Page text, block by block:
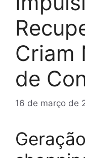
Criam
de
16 de março de